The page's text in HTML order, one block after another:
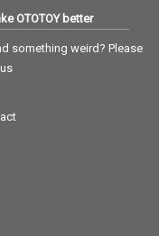
OTOTOY better
something weird? Please